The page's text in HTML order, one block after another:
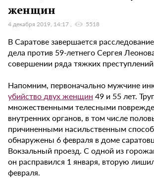
женщин
4 декабря 2019, 14:17 5518
В Саратове завершается
дела против 59-летнего Сергея
совершении ряда тяжких
Напомним, первоначально мужчине
убийство двух женщин 49 и 55 лет.
множественными телесными
внутренних органов, в том числе
причиненными насильственным
обнаружены 6 февраля в доме
Вокзальный проезд. С одной из
он расправился 1 января, вторую
февраля.